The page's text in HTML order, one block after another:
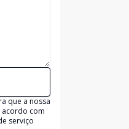
que a nossa
com
serviço